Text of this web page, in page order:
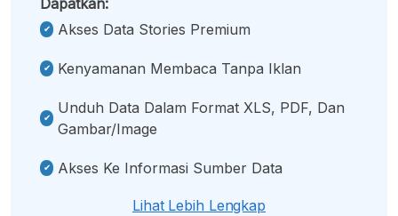
Akses Data Stories Premium
Kenyamanan Membaca Tanpa Iklan
Unduh Data Dalam Format XLS, PDF, Dan
Gambar/image
Akses Ke Informasi Sumber Data
Lihat Lebih Lengkap